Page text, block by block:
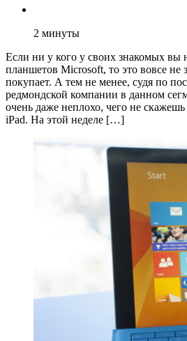
2 минуты
Если ни у кого у своих знакомых вы
планшетов Microsoft, то это вовсе не
покупает. А тем не менее, судя по
редмондской компании в данном
очень даже неплохо, чего не
iPad. На этой неделе […]